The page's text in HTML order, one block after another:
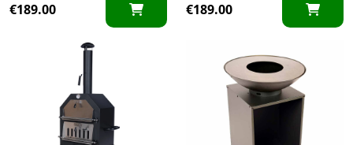
€189.00 €189.00